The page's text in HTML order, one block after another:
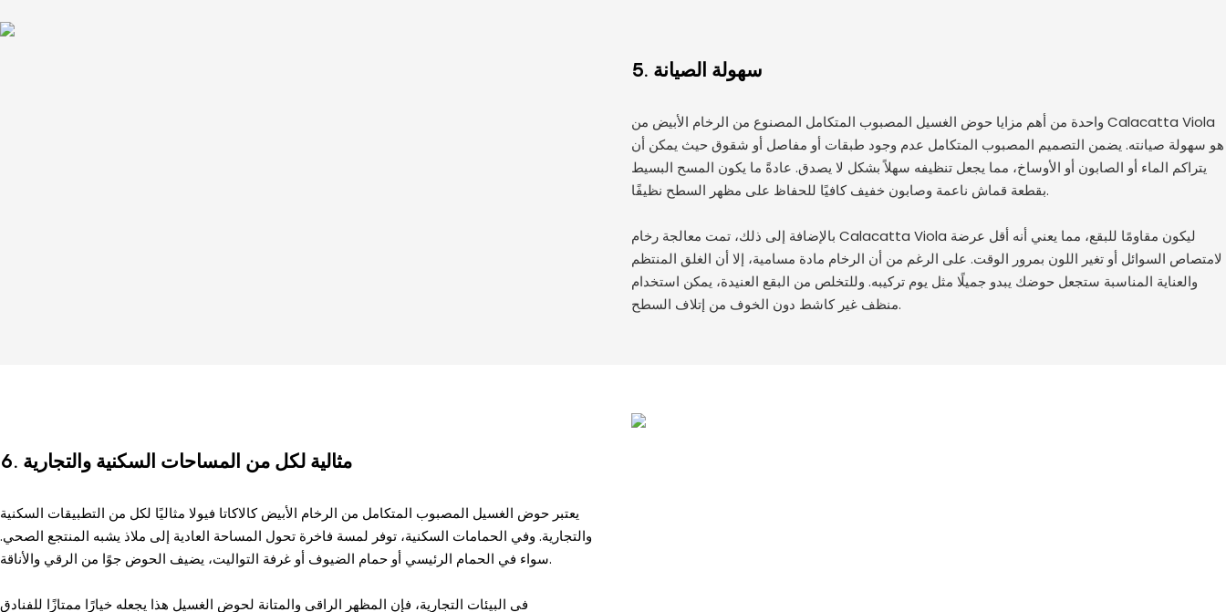
5. سهولة الصيانة
واحدة من أهم مزايا حوض الغسيل المصبوب المتكامل المصنوع من الرخام الأبيض من Calacatta Viola
هو سهولة صيانته. يضمن التصميم المصبوب المتكامل عدم وجود طبقات أو مفاصل أو شقوق حيث يمكن أن
يتراكم الماء أو الصابون أو الأوساخ، مما يجعل تنظيفه سهلاً بشكل لا يصدق. عادةً ما يكون المسح البسيط
بقطعة قماش ناعمة وصابون خفيف كافيًا للحفاظ على مظهر السطح نظيفًا.
بالإضافة إلى ذلك، تمت معالجة رخام Calacatta Viola ليكون مقاومًا للبقع، مما يعني أنه أقل عرضة
لامتصاص السوائل أو تغير اللون بمرور الوقت. على الرغم من أن الرخام مادة مسامية، إلا أن الغلق المنتظم
والعناية المناسبة ستجعل حوضك يبدو جميلًا مثل يوم تركيبه. وللتخلص من البقع العنيدة، يمكن استخدام
منظف غير كاشط دون الخوف من إتلاف السطح.
6. مثالية لكل من المساحات السكنية والتجارية
يعتبر حوض الغسيل المصبوب المتكامل من الرخام الأبيض كالاكاتا فيولا مثاليًا لكل من التطبيقات السكنية
والتجارية. وفي الحمامات السكنية، توفر لمسة فاخرة تحول المساحة العادية إلى ملاذ يشبه المنتجع الصحي.
سواء في الحمام الرئيسي أو حمام الضيوف أو غرفة التواليت، يضيف الحوض جوًا من الرقي والأناقة.
في البيئات التجارية، فإن المظهر الراقي والمتانة لحوض الغسيل هذا يجعله خيارًا ممتازًا للفنادق